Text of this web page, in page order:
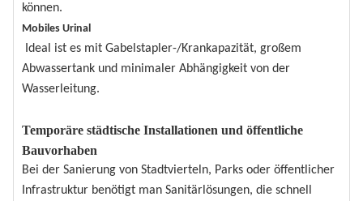
können.
Mobiles Urinal
Ideal ist es mit Gabelstapler-/Krankapazität, großem
Abwassertank und minimaler Abhängigkeit von der
Wasserleitung.
Temporäre städtische Installationen und öffentliche
Bauvorhaben
Bei der Sanierung von Stadtvierteln, Parks oder öffentlicher
Infrastruktur benötigt man Sanitärlösungen, die schnell